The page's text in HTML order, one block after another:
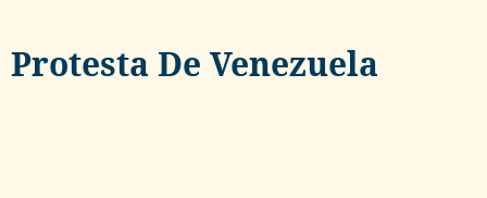
Protesta De Venezuela